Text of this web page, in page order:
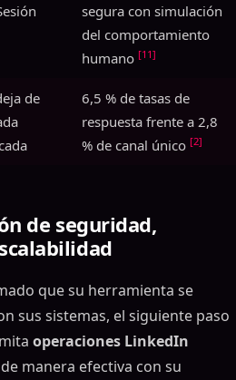
segura con simulación
del comportamiento
humano [11]
de
6,5 % de tasas de
respuesta frente a 2,8
% de canal único [2]
de seguridad,
que su herramienta se
sus sistemas, el siguiente paso
operaciones LinkedIn
manera efectiva con su